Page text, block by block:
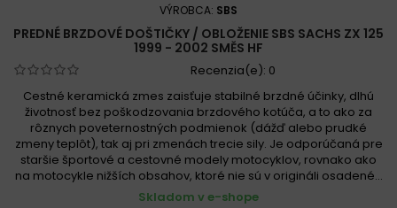
VÝROBCA: SBS
PREDNÉ BRZDOVÉ DOŠTIČKY / OBLOŽENIE SBS SACHS ZX 125
1999 - 2002 SMĚS HF
Recenzia(e): 0
Cestné keramická zmes zaisťuje stabilné brzdné účinky, dlhú
životnosť bez poškodzovania brzdového kotúča, a to ako za
rôznych poveternostných podmienok (dážď alebo prudké
zmeny teplôt), tak aj pri zmenách trecie sily. Je odporúčaná pre
staršie športové a cestovné modely motocyklov, rovnako ako
na motocykle nižších obsahov, ktoré nie sú v origináli osadené...
Skladom v e-shope